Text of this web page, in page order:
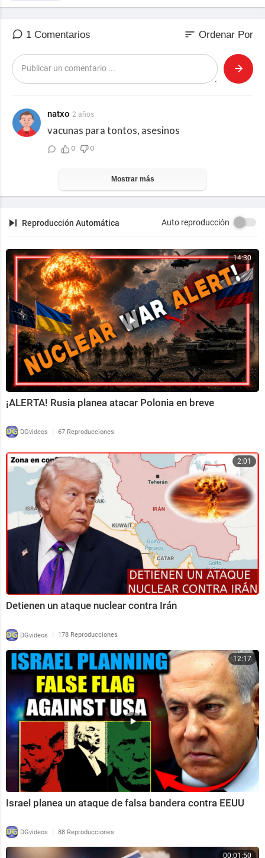
Conocé las Últimas Noticias Internacionales
maho
Síguenos en Facebook:
https://www.facebook.com/jpmasespanol
https://twitter.com/jpmasespanol
Instagram
https://www.instagram.com/jpmasespanol/
1 Comentarios sort Ordenar Por
natxo 2 años
vacunas para tontos, asesinos
0 0
Mostrar más
Reproducción Automática Auto reproducción
14:30
¡ALERTA! Rusia planea atacar Polonia en breve
DGvideos | 67 Reproducciones
2:01
Detienen un ataque nuclear contra Irán
DGvideos | 178 Reproducciones
12:17
Israel planea un ataque de falsa bandera contra EEUU
DGvideos | 88 Reproducciones
00:01:50